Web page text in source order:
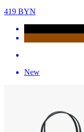
419 BYN
New